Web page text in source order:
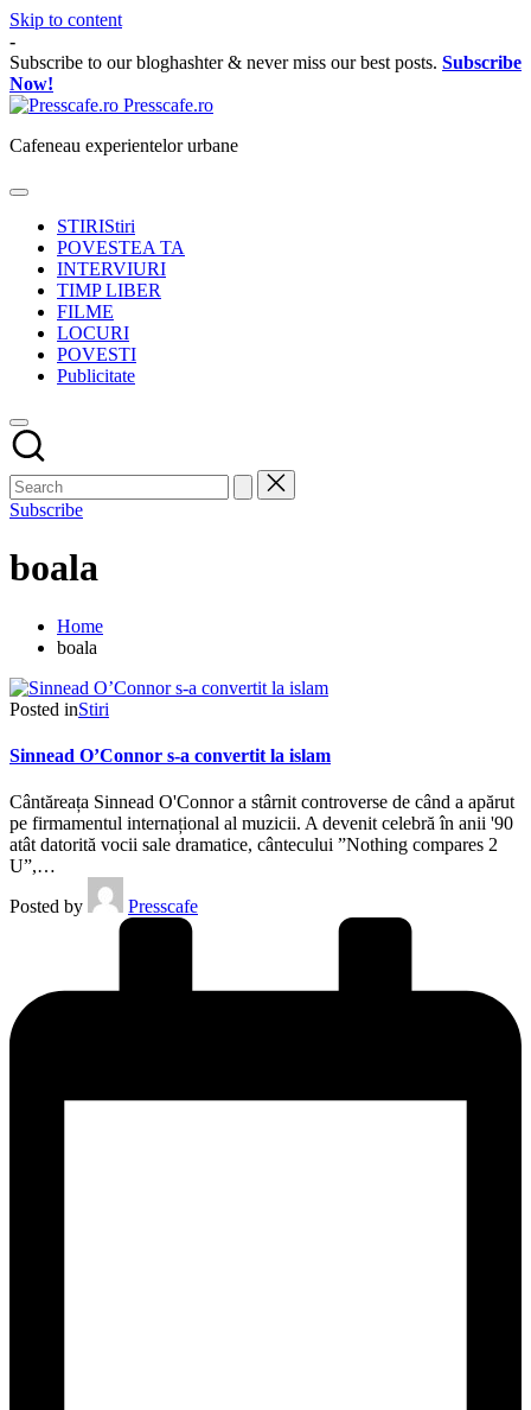
Skip to content
-
Subscribe to our bloghashter & never miss our best posts. Subscribe
Now!
Presscafe.ro
Cafeneau experientelor urbane
STIRIStiri
POVESTEA TA
INTERVIURI
TIMP LIBER
FILME
LOCURI
POVESTI
Publicitate
Subscribe
boala
Home
boala
Posted inStiri
Sinnead O’Connor s-a convertit la islam
Cântăreața Sinnead O'Connor a stârnit controverse de când a apărut
pe firmamentul internațional al muzicii. A devenit celebră în anii '90
atât datorită vocii sale dramatice, cântecului ”Nothing compares 2
U”,…
Posted by
Presscafe